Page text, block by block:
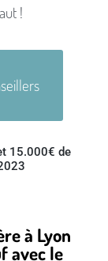
!
15.000€ de
à Lyon
avec le